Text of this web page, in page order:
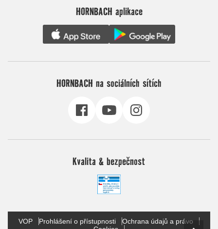
HORNBACH aplikace
HORNBACH na sociálních sítích
Kvalita & bezpečnost
VOP Prohlášení o přístupnosti
Ochrana údajů a právo